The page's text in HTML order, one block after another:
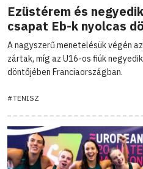
Ezüstérem és
csapat Eb-k nyolcas
A nagyszerű menetelésük végén
zártak, míg az U16-os fiúk
döntőjében Franciaországban.
#TENISZ